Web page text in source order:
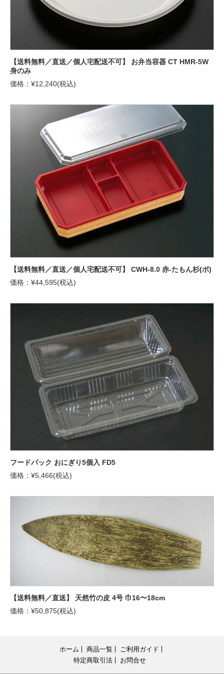
【送料無料／直送／個人宅配送不可】 お弁当容器 CT HMR-5W
身のみ
価格：¥12,240(税込)
【送料無料／直送／個人宅配送不可】 CWH-8.0 赤-たもん杉(ボ)
価格：¥44,595(税込)
フードパック おにぎり5個入 FD5
価格：¥5,466(税込)
【送料無料／直送】 天然竹の皮 4号 巾16〜18cm
価格：¥50,875(税込)
ホーム 商品一覧
ご利用ガイド
特定商取引法
お問合せ